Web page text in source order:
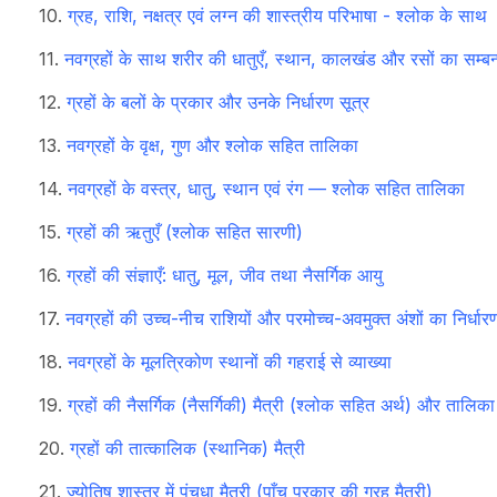
ग्रह, राशि, नक्षत्र एवं लग्न की शास्त्रीय परिभाषा - श्लोक के साथ
नवग्रहों के साथ शरीर की धातुएँ, स्थान, कालखंड और रसों का
ग्रहों के बलों के प्रकार और उनके निर्धारण सूत्र
नवग्रहों के वृक्ष, गुण और श्लोक सहित तालिका
नवग्रहों के वस्त्र, धातु, स्थान एवं रंग — श्लोक सहित तालिका
ग्रहों की ऋतुएँ (श्लोक सहित सारणी)
ग्रहों की संज्ञाएँ: धातु, मूल, जीव तथा नैसर्गिक आयु
नवग्रहों की उच्च-नीच राशियों और परमोच्च-अवमुक्त अंशों का
नवग्रहों के मूलत्रिकोण स्थानों की गहराई से व्याख्या
ग्रहों की नैसर्गिक (नैसर्गिकी) मैत्री (श्लोक सहित अर्थ) और तालिका
ग्रहों की तात्कालिक (स्थानिक) मैत्री
ज्योतिष शास्त्र में पंचधा मैत्री (पाँच प्रकार की ग्रह मैत्री)